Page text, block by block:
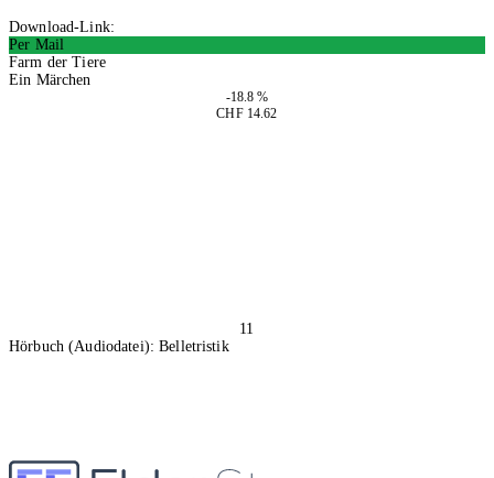
Download-Link:
Per Mail
Farm der Tiere
Ein Märchen
-18.8 %
CHF 14.62
11
Hörbuch (Audiodatei): Belletristik